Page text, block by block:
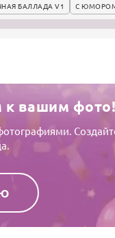
БАЛЛАДА V1 С
к вашим фото!